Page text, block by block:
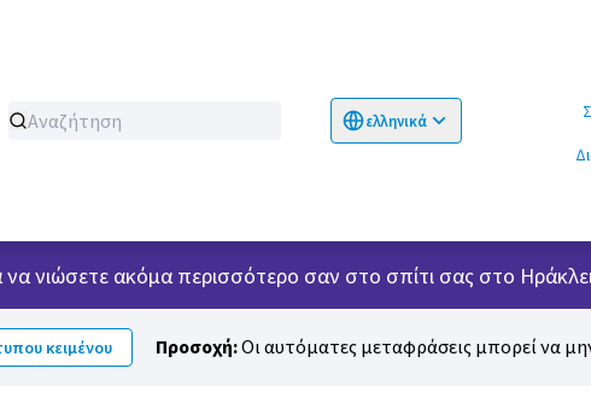
ελληνικά
Choose language
Σχετικά
να νιώσετε ακόμα περισσότερο σαν στο σπίτι σας στο
κειμένου Προσοχή:Οι αυτόματες μεταφράσεις μπορεί να